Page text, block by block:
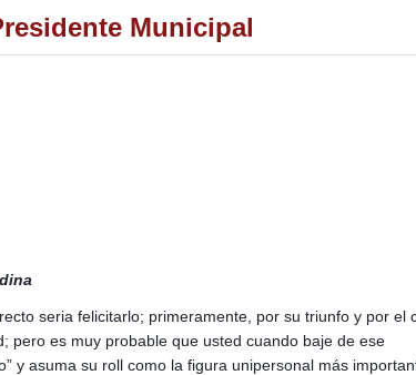
Municipal
seria felicitarlo; primeramente, por su triunfo y por el
pero es muy probable que usted cuando baje de ese
y asuma su roll como la figura unipersonal más